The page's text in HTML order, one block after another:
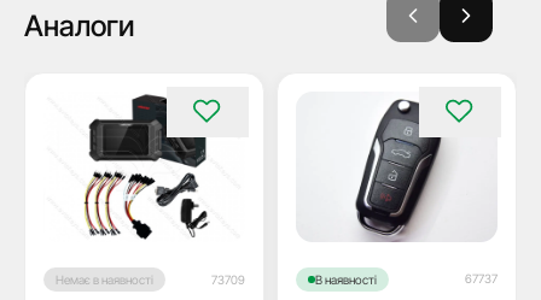
Аналоги
Немає в наявності 73709 В наявності 67737